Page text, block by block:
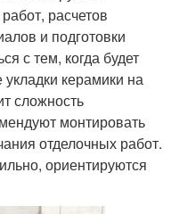
расчетов
и подготовки
с тем, когда будет
керамики на
сложность
монтировать
отделочных работ.
ориентируются